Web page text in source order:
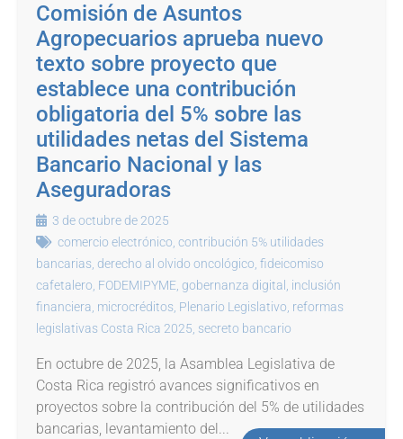
Comisión de Asuntos
Agropecuarios aprueba nuevo
texto sobre proyecto que
establece una contribución
obligatoria del 5% sobre las
utilidades netas del Sistema
Bancario Nacional y las
Aseguradoras
3 de octubre de 2025
comercio electrónico contribución 5% utilidades
bancarias derecho al olvido oncológico fideicomiso
cafetalero FODEMIPYME gobernanza digital
inclusión
financiera microcréditos Plenario Legislativo reformas
legislativas Costa Rica 2025 secreto bancario
En octubre de 2025, la Asamblea Legislativa de
Costa Rica registró avances significativos en
proyectos sobre la contribución del 5% de utilidades
bancarias, levantamiento del...